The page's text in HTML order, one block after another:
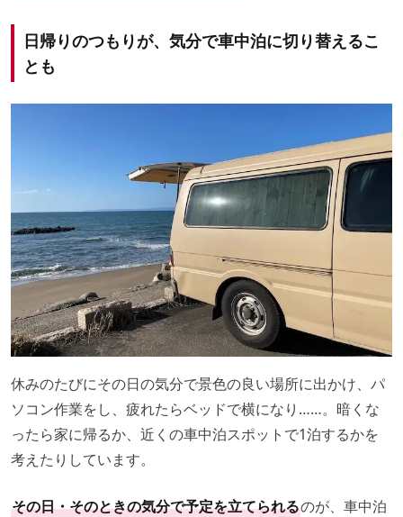
日帰りのつもりが、気分で車中泊に切り替えるこ
とも
休みのたびにその日の気分で景色の良い場所に出かけ、パ
ソコン作業をし、疲れたらベッドで横になり……。暗くな
ったら家に帰るか、近くの車中泊スポットで1泊するかを
考えたりしています。
その日・そのときの気分で予定を立てられるのが、車中泊